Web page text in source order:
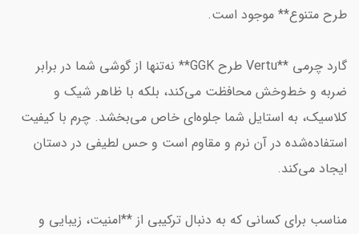
طرح متنوع** موجود است.
گارد چرمی **Vertu طرح GGK** نه‌تنها از گوشی شما در برابر
ضربه و خط‌و‌خش محافظت می‌کند، بلکه با ظاهر شیک و
کلاسیک، به استایل شما جلوه‌ای خاص می‌بخشد. چرم با کیفیت
استفاده‌شده در آن نرم و مقاوم است و حس لطیفی در دستان
ایجاد می‌کند.
مناسب برای کسانی که به دنبال ترکیبی از **امنیت، زیبایی و